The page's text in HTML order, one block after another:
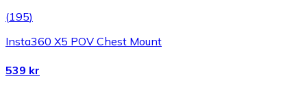
(195)
Insta360 X5 POV Chest Mount
539 kr